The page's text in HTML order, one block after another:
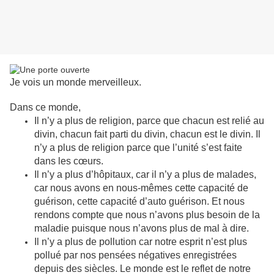
Je vois un monde merveilleux.
Dans ce monde,
Il n’y a plus de religion, parce que chacun est relié au
divin, chacun fait parti du divin, chacun est le divin. Il
n’y a plus de religion parce que l’unité s’est faite
dans les cœurs.
Il n’y a plus d’hôpitaux, car il n’y a plus de malades,
car nous avons en nous-mêmes cette capacité de
guérison, cette capacité d’auto guérison. Et nous
rendons compte que nous n’avons plus besoin de la
maladie puisque nous n’avons plus de mal à dire.
Il n’y a plus de pollution car notre esprit n’est plus
pollué par nos pensées négatives enregistrées
depuis des siècles. Le monde est le reflet de notre